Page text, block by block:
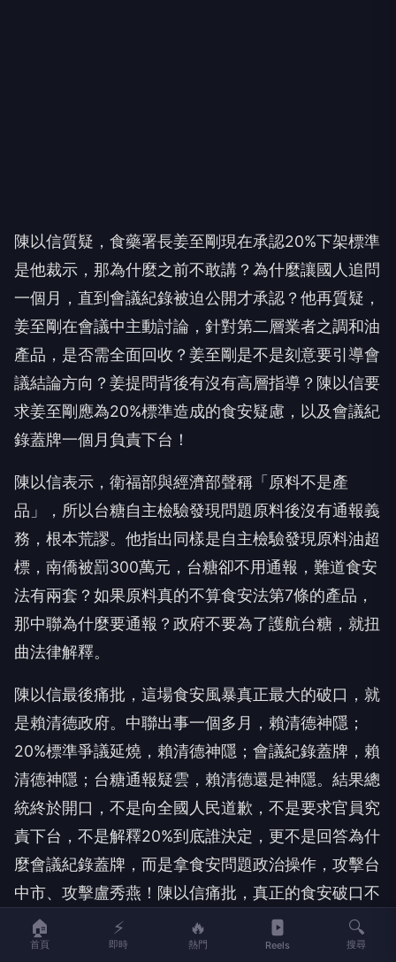
陳以信質疑，食藥署長姜至剛現在承認20%下架標準
是他裁示，那為什麼之前不敢講？為什麼讓國人追問
一個月，直到會議紀錄被迫公開才承認？他再質疑，
姜至剛在會議中主動討論，針對第二層業者之調和油
產品，是否需全面回收？姜至剛是不是刻意要引導會
議結論方向？姜提問背後有沒有高層指導？陳以信要
求姜至剛應為20%標準造成的食安疑慮，以及會議紀
錄蓋牌一個月負責下台！
陳以信表示，衛福部與經濟部聲稱「原料不是產
品」，所以台糖自主檢驗發現問題原料後沒有通報義
務，根本荒謬。他指出同樣是自主檢驗發現原料油超
標，南僑被罰300萬元，台糖卻不用通報，難道食安
法有兩套？如果原料真的不算食安法第7條的產品，
那中聯為什麼要通報？政府不要為了護航台糖，就扭
曲法律解釋。
陳以信最後痛批，這場食安風暴真正最大的破口，就
是賴清德政府。中聯出事一個多月，賴清德神隱；
20%標準爭議延燒，賴清德神隱；會議紀錄蓋牌，賴
清德神隱；台糖通報疑雲，賴清德還是神隱。結果總
統終於開口，不是向全國人民道歉，不是要求官員究
責下台，不是解釋20%到底誰決定，更不是回答為什
麼會議紀錄蓋牌，而是拿食安問題政治操作，攻擊台
中市、攻擊盧秀燕！陳以信痛批，真正的食安破口不
是台中，是賴清德政府！
🏠
首頁
⚡
即時
🔥
熱門 Reels
🔍
搜尋